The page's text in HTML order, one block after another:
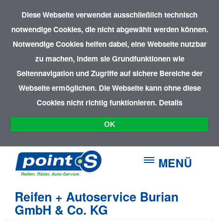
Diese Webseite verwendet ausschließlich technisch
notwendige Cookies, die nicht abgewählt werden können.
Notwendige Cookies helfen dabei, eine Webseite nutzbar
zu machen, indem sie Grundfunktionen wie
Seitennavigation und Zugriffe auf sichere Bereiche der
Webseite ermöglichen. Die Webseite kann ohne diese
Cookies nicht richtig funktionieren. Details
OK
MENÜ
Reifen + Autoservice Burian
GmbH & Co. KG